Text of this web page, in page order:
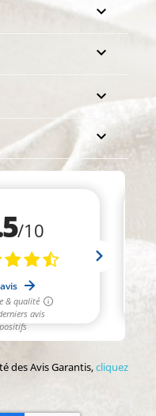




des Avis Garantis,cliquez